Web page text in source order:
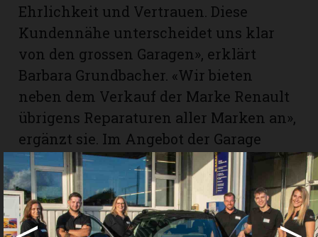
Ehrlichkeit und Vertrauen. Diese
Kundennähe unterscheidet uns klar
von den grossen Garagen», erklärt
Barbara Grundbacher. «Wir bieten
neben dem Verkauf der Marke Renault
übrigens Reparaturen aller Marken an»,
ergänzt sie. Im Angebot der Garage
Grundbacher AG finden sich sowohl
Neuwagen als auch gepflegte
Occasionen. Und wer einen Umzug oder
eine Vereinsreise plant und ein